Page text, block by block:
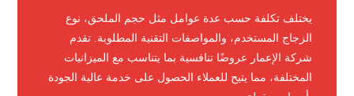
يختلف تكلفة حسب عدة عوامل مثل حجم الملحق، نوع
الزجاج المستخدم، والمواصفات التقنية المطلوبة. تقدم
شركة الإعمار عروضًا تنافسية بما يتناسب مع الميزانيات
المختلفة، مما يتيح للعملاء الحصول على خدمة عالية الجودة